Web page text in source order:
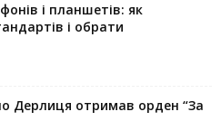
і планшетів: як
і обрати
Дерлиця отримав орден “За